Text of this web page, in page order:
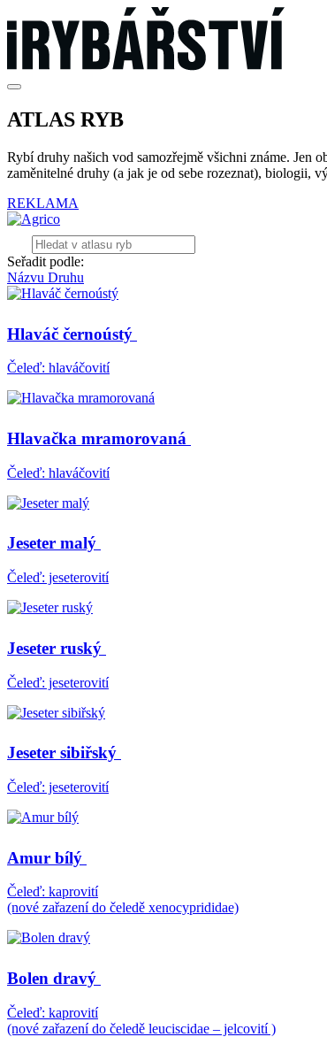
ATLAS RYB
Rybí druhy našich vod samozřejmě všichni známe. Jen
zaměnitelné druhy (a jak je od sebe rozeznat), biologii,
REKLAMA
Seřadit podle:
Názvu Druhu
Hlaváč černoústý
Čeleď: hlaváčovití
Hlavačka mramorovaná
Čeleď: hlaváčovití
Jeseter malý
Čeleď: jeseterovití
Jeseter ruský
Čeleď: jeseterovití
Jeseter sibiřský
Čeleď: jeseterovití
Amur bílý
Čeleď: kaprovití
(nové zařazení do čeledě xenocyprididae)
Bolen dravý
Čeleď: kaprovití
(nové zařazení do čeledě leuciscidae – jelcovití )